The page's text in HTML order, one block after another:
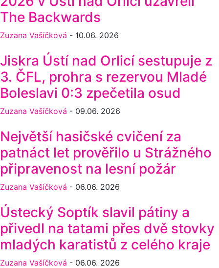
The Backwards
Zuzana Vašíčková - 10.06. 2026
Jiskra Ústí nad Orlicí sestupuje z
3. ČFL, prohra s rezervou Mladé
Boleslavi 0:3 zpečetila osud
Zuzana Vašíčková - 09.06. 2026
Největší hasičské cvičení za
patnáct let prověřilo u Strážného
připravenost na lesní požár
Zuzana Vašíčková - 06.06. 2026
Ústecký Soptík slavil pátiny a
přivedl na tatami přes dvě stovky
mladých karatistů z celého kraje
Zuzana Vašíčková - 06.06. 2026